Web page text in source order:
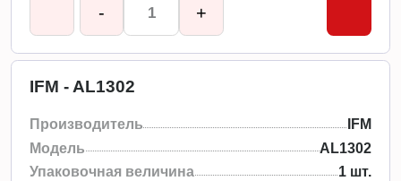
- +
IFM - AL1302
Производитель
IFM
Модель
AL1302
Упаковочная величина
1 шт.